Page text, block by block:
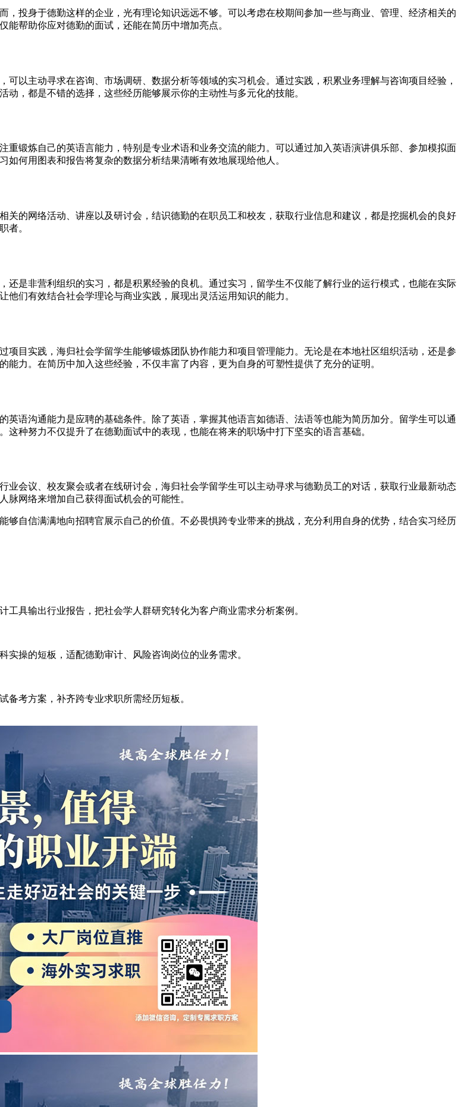
投身于德勤这样的企业，光有理论知识远远不够。可以考虑在校期间参加一些与商业、管理、经济相关的
帮助你应对德勤的面试，还能在简历中增加亮点。
以主动寻求在咨询、市场调研、数据分析等领域的实习机会。通过实践，积累业务理解与咨询项目经验，
，都是不错的选择，这些经历能够展示你的主动性与多元化的技能。
锻炼自己的英语言能力，特别是专业术语和业务交流的能力。可以通过加入英语演讲俱乐部、参加模拟面
何用图表和报告将复杂的数据分析结果清晰有效地展现给他人。
的网络活动、讲座以及研讨会，结识德勤的在职员工和校友，获取行业信息和建议，都是挖掘机会的良好
者。
是非营利组织的实习，都是积累经验的良机。通过实习，留学生不仅能了解行业的运行模式，也能在实际
们有效结合社会学理论与商业实践，展现出灵活运用知识的能力。
目实践，海归社会学留学生能够锻炼团队协作能力和项目管理能力。无论是在本地社区组织活动，还是参
力。在简历中加入这些经验，不仅丰富了内容，更为自身的可塑性提供了充分的证明。
语沟通能力是应聘的基础条件。除了英语，掌握其他语言如德语、法语等也能为简历加分。留学生可以通
种努力不仅提升了在德勤面试中的表现，也能在将来的职场中打下坚实的语言基础。
会议、校友聚会或者在线研讨会，海归社会学留学生可以主动寻求与德勤员工的对话，获取行业最新动态
网络来增加自己获得面试机会的可能性。
自信满满地向招聘官展示自己的价值。不必畏惧跨专业带来的挑战，充分利用自身的优势，结合实习经历
具输出行业报告，把社会学人群研究转化为客户商业需求分析案例。
操的短板，适配德勤审计、风险咨询岗位的业务需求。
考方案，补齐跨专业求职所需经历短板。